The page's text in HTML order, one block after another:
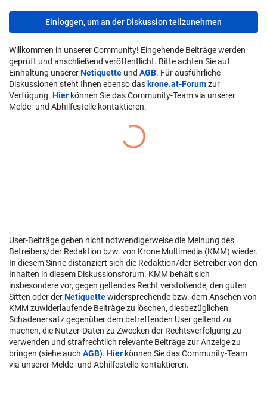
Einloggen, um an der Diskussion teilzunehmen
Willkommen in unserer Community! Eingehende Beiträge werden
geprüft und anschließend veröffentlicht. Bitte achten Sie auf
Einhaltung unsererNetiquette und AGB. Für ausführliche
Diskussionen steht Ihnen ebenso das krone.at-Forumzur
Verfügung. Hier können Sie das Community-Team via unserer
Melde- und Abhilfestelle kontaktieren.
User-Beiträge geben nicht notwendigerweise die Meinung des
Betreibers/der Redaktion bzw. von Krone Multimedia (KMM) wieder.
In diesem Sinne distanziert sich die Redaktion/der Betreiber von den
Inhalten in diesem Diskussionsforum. KMM behält sich
insbesondere vor, gegen geltendes Recht verstoßende, den guten
Sitten oder derNetiquettewidersprechende bzw. dem Ansehen von
KMM zuwiderlaufende Beiträge zu löschen, diesbezüglichen
Schadenersatz gegenüber dem betreffenden User geltend zu
machen, die Nutzer-Daten zu Zwecken der Rechtsverfolgung zu
verwenden und strafrechtlich relevante Beiträge zur Anzeige zu
bringen (siehe auch AGB). Hier können Sie das Community-Team
via unserer Melde- und Abhilfestelle kontaktieren.